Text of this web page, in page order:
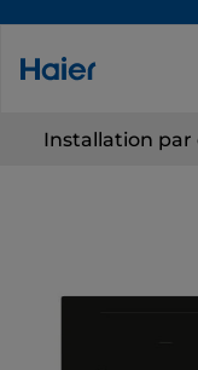
Installation par